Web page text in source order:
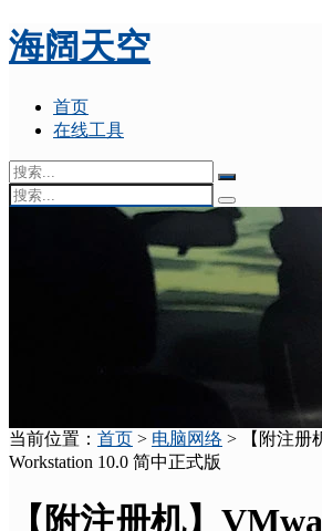
海阔天空
首页
在线工具
当前位置： 首页 > 电脑网络 > 【附注册
Workstation 10.0 简中正式版
【附注册机】